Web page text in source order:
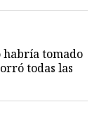
habría tomado
todas las